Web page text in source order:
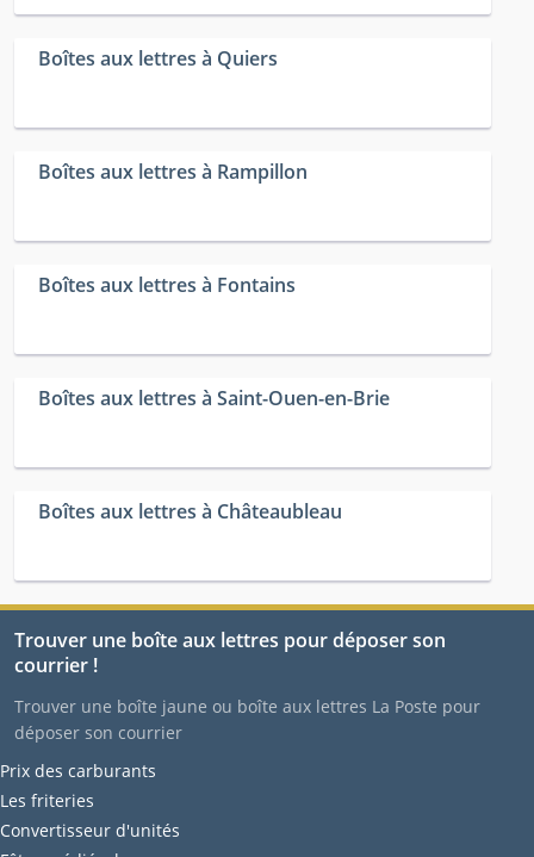
Boîtes aux lettres à Quiers
Boîtes aux lettres à Rampillon
Boîtes aux lettres à Fontains
Boîtes aux lettres à Saint-Ouen-en-Brie
Boîtes aux lettres à Châteaubleau
Trouver une boîte aux lettres pour déposer son
courrier !
Trouver une boîte jaune ou boîte aux lettres La Poste pour
déposer son courrier
Prix des carburants
Les friteries
Convertisseur d'unités